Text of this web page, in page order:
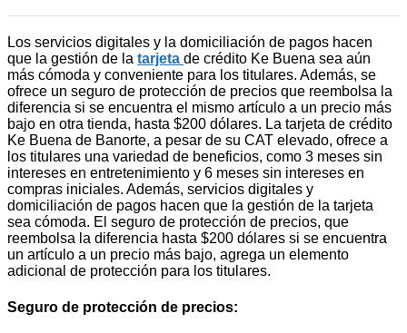
Los servicios digitales y la domiciliación de pagos hacen
que la gestión de la tarjeta de crédito Ke Buena sea aún
más cómoda y conveniente para los titulares. Además, se
ofrece un seguro de protección de precios que reembolsa la
diferencia si se encuentra el mismo artículo a un precio más
bajo en otra tienda, hasta $200 dólares. La tarjeta de crédito
Ke Buena de Banorte, a pesar de su CAT elevado, ofrece a
los titulares una variedad de beneficios, como 3 meses sin
intereses en entretenimiento y 6 meses sin intereses en
compras iniciales. Además, servicios digitales y
domiciliación de pagos hacen que la gestión de la tarjeta
sea cómoda. El seguro de protección de precios, que
reembolsa la diferencia hasta $200 dólares si se encuentra
un artículo a un precio más bajo, agrega un elemento
adicional de protección para los titulares.
Seguro de protección de precios: